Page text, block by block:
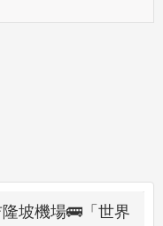
坡機場🚌「世界